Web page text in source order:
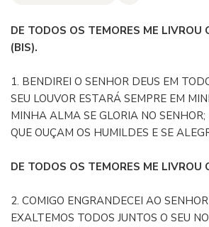
DE TODOS OS TEMORES ME LIVROU
(BIS).
1. BENDIREI O SENHOR DEUS EM
SEU LOUVOR ESTARÁ SEMPRE EM
MINHA ALMA SE GLORIA NO SENHOR;
QUE OUÇAM OS HUMILDES E SE
DE TODOS OS TEMORES ME LIVROU
2. COMIGO ENGRANDECEI AO
EXALTEMOS TODOS JUNTOS O SEU